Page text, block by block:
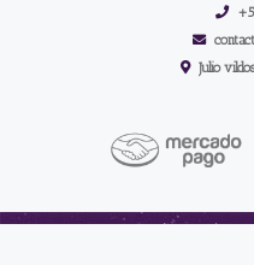
Julio
One up store | Los Mejores